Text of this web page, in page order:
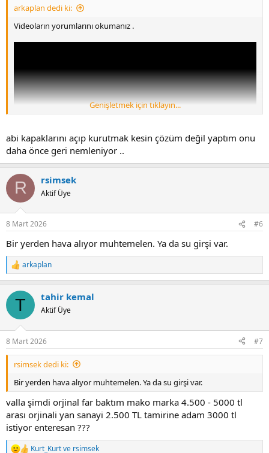
arkaplan dedi ki:
Videoların yorumlarını okumanız .
Genişletmek için tıklayın...
abi kapaklarını açıp kurutmak kesin çözüm değil yaptım onu
daha önce geri nemleniyor ..
R rsimsek
Aktif Üye
8 Mart 2026 #6
Bir yerden hava alıyor muhtemelen. Ya da su girşi var.
R
e
c
i
s
:
arkaplan
T tahir kemal
Aktif Üye
8 Mart 2026 #7
rsimsek dedi ki:
Bir yerden hava alıyor muhtemelen. Ya da su girşi var.
valla şimdi orjinal far baktım mako marka 4.500 - 5000 tl
arası orjinali yan sanayi 2.500 TL tamirine adam 3000 tl
istiyor enteresan ???
Kurt_Kurtve rsimsek